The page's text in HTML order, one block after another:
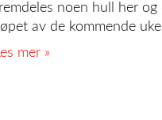
noen hull her
av de kommende
mer »